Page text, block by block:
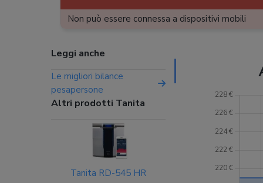
Non può essere connessa a dispositivi mobili
Leggi anche
Le migliori bilance
pesapersone
Altri prodotti Tanita
Tanita RD-545 HR